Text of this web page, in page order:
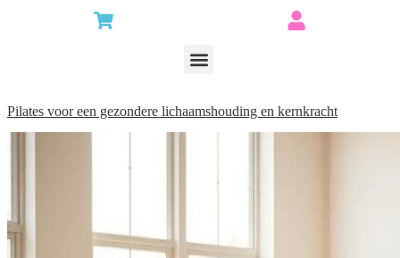
Pilates voor een gezondere lichaamshouding en kernkracht